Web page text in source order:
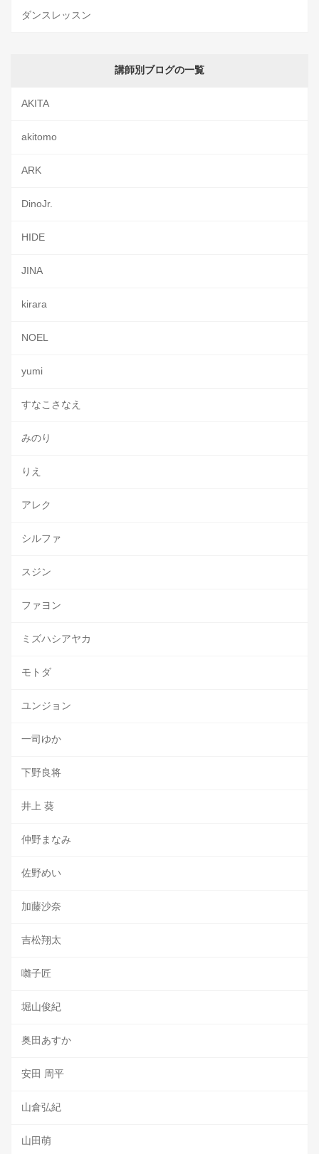
ダンスレッスン
講師別ブログの一覧
AKITA
akitomo
ARK
DinoJr.
HIDE
JINA
kirara
NOEL
yumi
すなこさなえ
みのり
りえ
アレク
シルファ
スジン
ファヨン
ミズハシアヤカ
モトダ
ユンジョン
一司ゆか
下野良将
井上 葵
仲野まなみ
佐野めい
加藤沙奈
吉松翔太
囃子匠
堀山俊紀
奥田あすか
安田 周平
山倉弘紀
山田萌